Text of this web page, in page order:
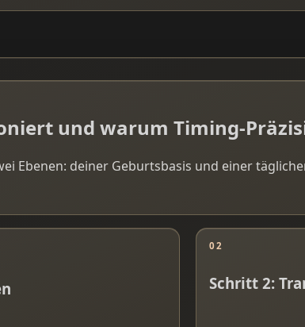
und warum Timing-
Ebenen: deiner Geburtsbasis und einer
02
Schritt 2: